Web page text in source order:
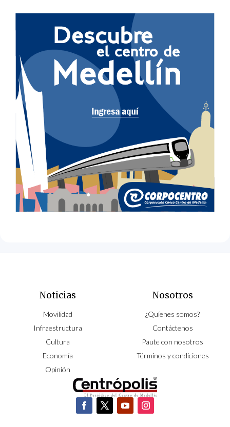
Noticias
Movilidad
Infraestructura
Cultura
Economía
Opinión
Nosotros
¿Quíenes somos?
Contáctenos
Paute con nosotros
Términos y condiciones